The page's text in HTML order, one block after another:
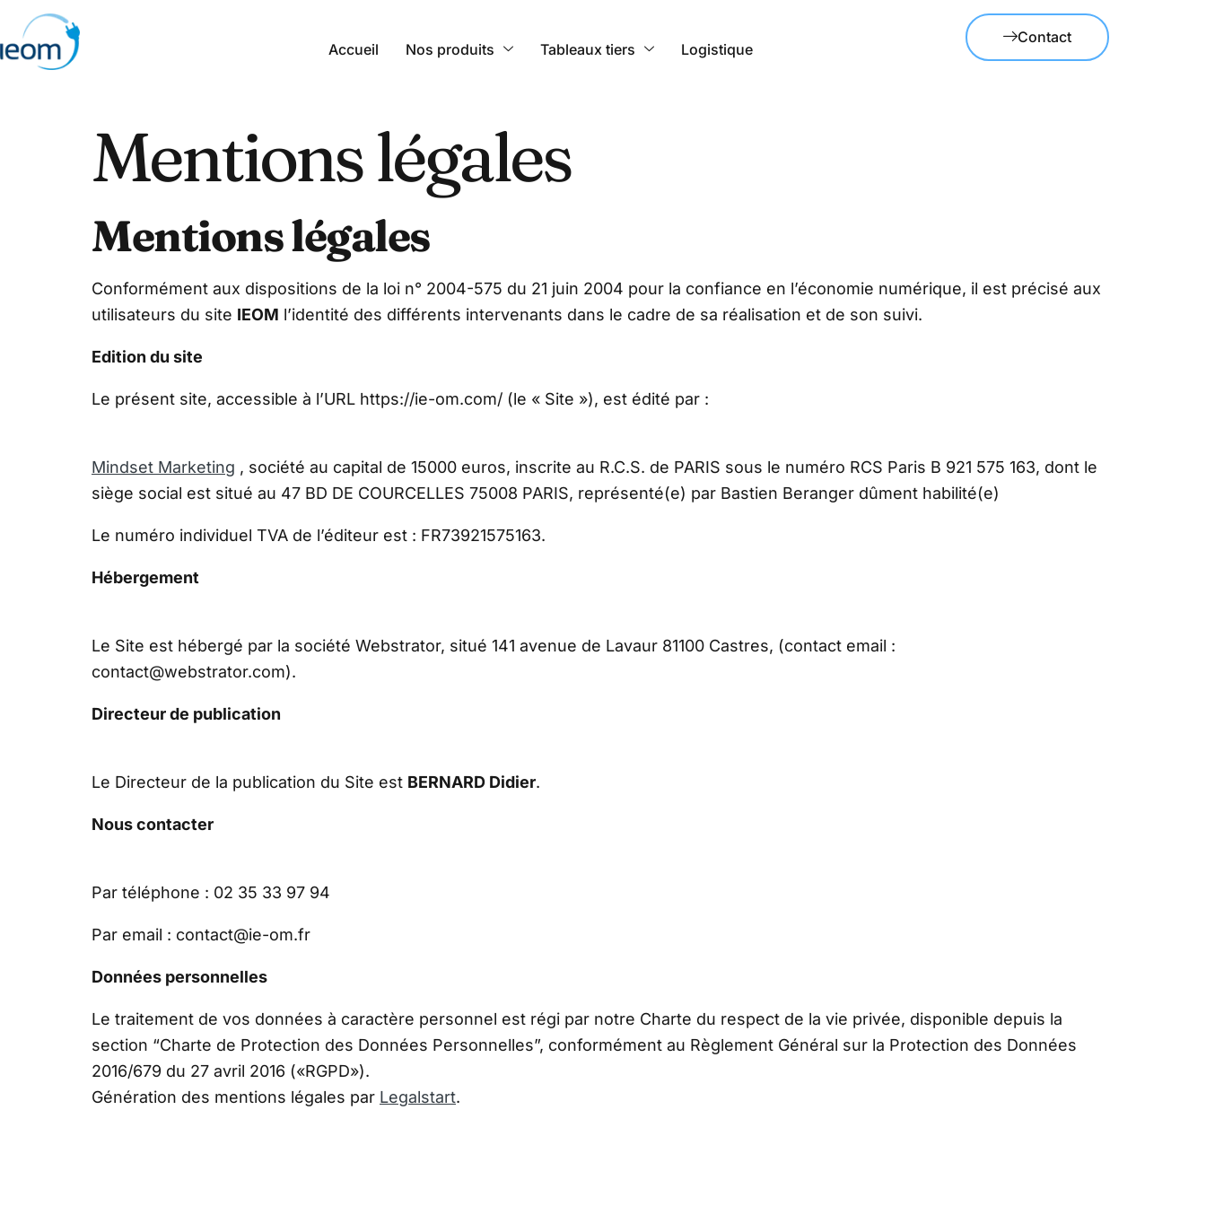
Accueil Nos produits Tableaux tiers Logistique
Contact
Mentions légales
Mentions légales
Conformément aux dispositions de la loi n° 2004-575 du 21 juin 2004 pour la confiance en l’économie numérique, il est précisé aux
utilisateurs du site IEOM l’identité des différents intervenants dans le cadre de sa réalisation et de son suivi.
Edition du site
Le présent site, accessible à l’URL https://ie-om.com/ (le « Site »), est édité par :
Mindset Marketing , société au capital de 15000 euros, inscrite au R.C.S. de PARIS sous le numéro RCS Paris B 921 575 163, dont le
siège social est situé au 47 BD DE COURCELLES 75008 PARIS, représenté(e) par Bastien Beranger dûment habilité(e)
Le numéro individuel TVA de l’éditeur est : FR73921575163.
Hébergement
Le Site est hébergé par la société Webstrator, situé 141 avenue de Lavaur 81100 Castres, (contact email :
contact@webstrator.com).
Directeur de publication
Le Directeur de la publication du Site est BERNARD Didier.
Nous contacter
Par téléphone : 02 35 33 97 94
Par email : contact@ie-om.fr
Données personnelles
Le traitement de vos données à caractère personnel est régi par notre Charte du respect de la vie privée, disponible depuis la
section “Charte de Protection des Données Personnelles”, conformément au Règlement Général sur la Protection des Données
2016/679 du 27 avril 2016 («RGPD»).
Génération des mentions légales par Legalstart.